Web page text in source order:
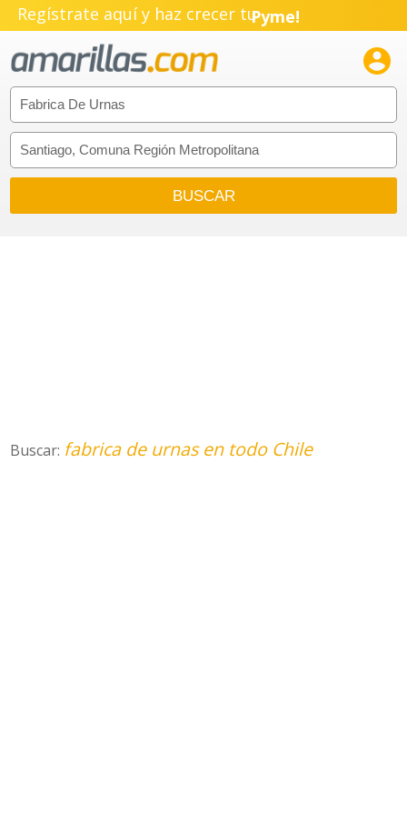
Regístrate aquí y haz crecer tuPyme!
Emprendimiento!

Buscar: fabrica de urnas en todo Chile